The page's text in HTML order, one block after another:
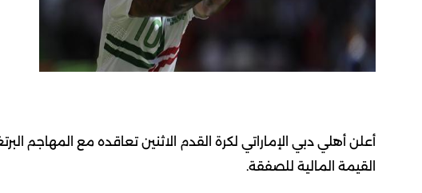
القيمة المالية للصفقة.